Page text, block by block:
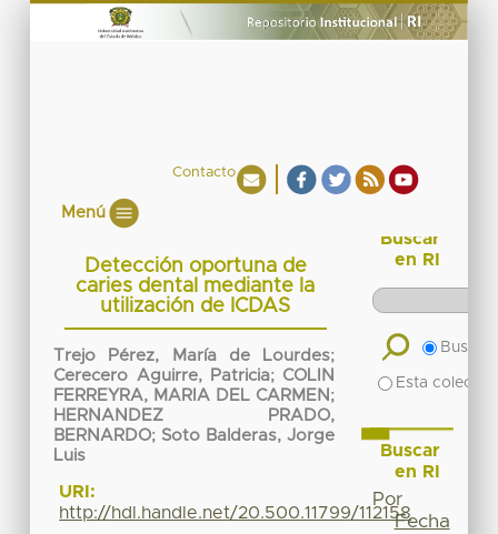
Contacto
Menú
Detección oportuna de
caries dental mediante la
utilización de ICDAS
Trejo Pérez, María de Lourdes;
Cerecero Aguirre, Patricia; COLIN
FERREYRA, MARIA DEL CARMEN ;
HERNANDEZ PRADO,
BERNARDO; Soto Balderas, Jorge
Luis
URI:
http://hdl.handle.net/20.500.11799/112158
Buscar
en RI
Buscar
Esta
Buscar
en RI
Por
Fecha